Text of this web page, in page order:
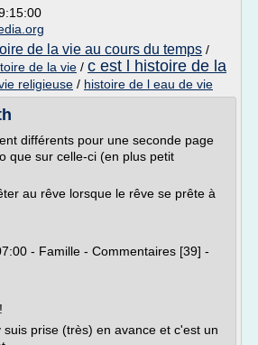
de la vie au cours du temps /
de la vie / c est l histoire de la
religieuse / histoire de l eau de vie
différents pour une seconde page
que sur celle-ci (en plus petit
au rêve lorsque le rêve se prête à
- Famille - Commentaires [39] -
prise (très) en avance et c'est un